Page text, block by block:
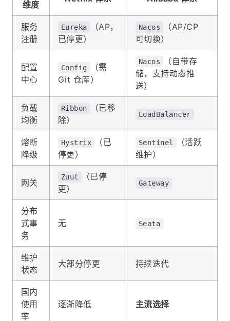
维度
服务
注册
Eureka
（AP，
已停更）
Nacos
（AP/CP
可切换）
配置
中心
Config
（需
Git 仓库）
Nacos
（自带存
储，支持动态推
送）
负载
均衡
Ribbon
（已移
除）
LoadBalancer
熔断
降级
Hystrix
（已
停更）
Sentinel
（活跃
维护）
网关
Zuul
（已停
更）
Gateway
分布
式事
务
无 Seata
维护
状态
大部分停更 持续迭代
国内
使用
率
逐渐降低 主流选择